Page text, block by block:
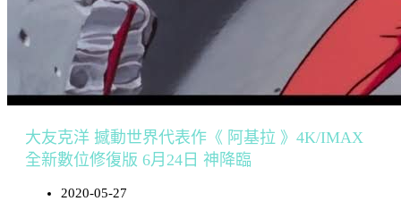
大友克洋 撼動世界代表作《 阿基拉 》4K/IMAX
全新數位修復版 6月24日 神降臨
2020-05-27